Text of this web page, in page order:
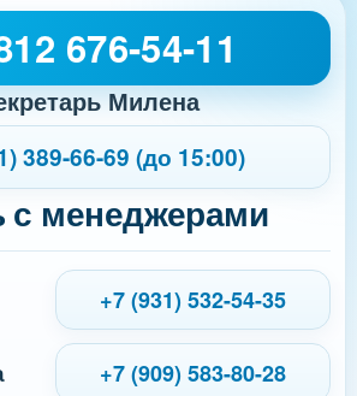
676-54-11
Милена
389-66-69 (до 15:00)
с менеджерами
+7 (931) 532-54-35
+7 (909) 583-80-28